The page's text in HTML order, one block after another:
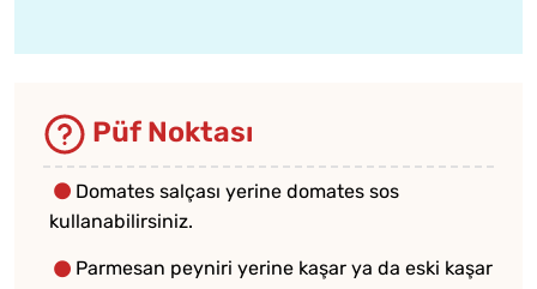
Püf Noktası
Domates salçası yerine domates sos
kullanabilirsiniz.
Parmesan peyniri yerine kaşar ya da eski kaşar